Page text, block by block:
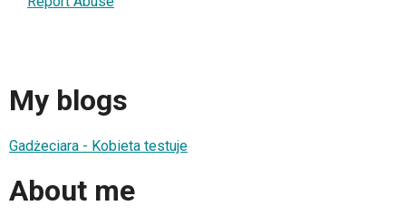
My blogs
Gadżeciara - Kobieta testuje
About me